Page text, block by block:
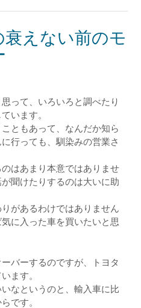
えない前のモ
って、いろいろと調べたり
います。
ともあって、なんだか知ら
行っても、馴染みの営業さ
はあまり本意ではありませ
聞けたりするのは大いに助
があるわけではありません
に入った車を買いたいと思
バーするのですが、トヨタ
ます。
なというのと、輸入車に比
です。